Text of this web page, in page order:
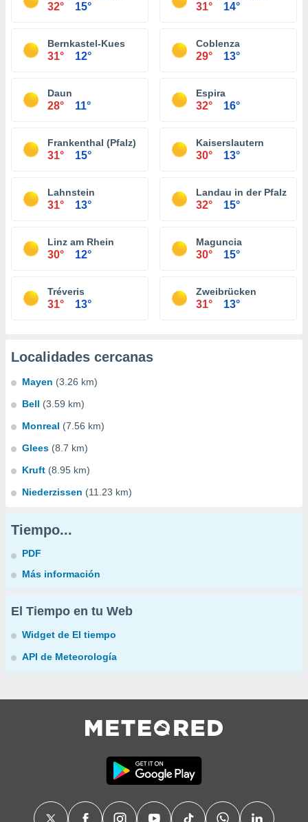
32° 15° 31° 14°
Bernkastel-Kues
31° 12°
Coblenza
29° 13°
Daun
28° 11°
Espira
32° 16°
Frankenthal (Pfalz)
31° 15°
Kaiserslautern
30° 13°
Lahnstein
31° 13°
Landau in der Pfalz
32° 15°
Linz am Rhein
30° 12°
Maguncia
30° 15°
Tréveris
31° 13°
Zweibrücken
31° 13°
Localidades cercanas
Mayen (3.26 km)
Bell (3.59 km)
Monreal (7.56 km)
Glees (8.7 km)
Kruft (8.95 km)
Niederzissen (11.23 km)
Tiempo...
PDF
Más información
El Tiempo en tu Web
Widget de El tiempo
API de Meteorología